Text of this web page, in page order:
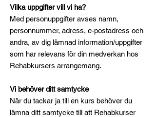
Vilka uppgifter vill vi ha?
Med personuppgifter avses namn,
personnummer, adress, e-postadress och
andra, av dig lämnad information/uppgifter
som har relevans för din medverkan hos
Rehabkursers arrangemang.
Vi behöver ditt samtycke
När du tackar ja till en kurs behöver du
lämna ditt samtycke till att Rehabkurser